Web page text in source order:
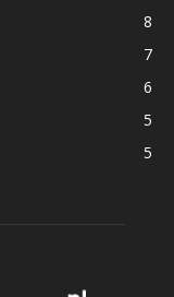
8
7
6
5
5